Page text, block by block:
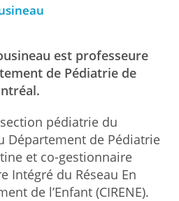
est professeure
de Pédiatrie de
pédiatrie du
Département de Pédiatrie
et co-gestionnaire
Intégré du Réseau En
de l’Enfant (CIRENE).